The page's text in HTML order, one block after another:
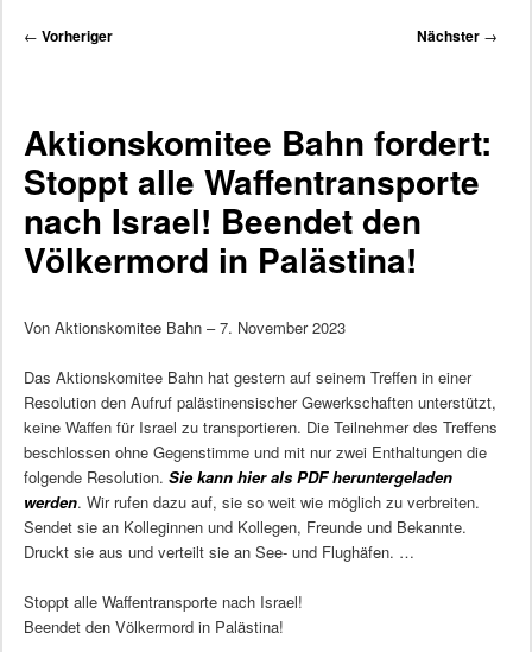
Beitragsnavigation
← Vorheriger Nächster →
Aktionskomitee Bahn fordert:
Stoppt alle Waffentransporte
nach Israel! Beendet den
Völkermord in Palästina!
Von Aktionskomitee Bahn – 7. November 2023
Das Aktionskomitee Bahn hat gestern auf seinem Treffen in einer
Resolution den Aufruf palästinensischer Gewerkschaften unterstützt,
keine Waffen für Israel zu transportieren. Die Teilnehmer des Treffens
beschlossen ohne Gegenstimme und mit nur zwei Enthaltungen die
folgende Resolution. Sie kann hier als PDF heruntergeladen
werden. Wir rufen dazu auf, sie so weit wie möglich zu verbreiten.
Sendet sie an Kolleginnen und Kollegen, Freunde und Bekannte.
Druckt sie aus und verteilt sie an See- und Flughäfen. …
Stoppt alle Waffentransporte nach Israel!
Beendet den Völkermord in Palästina!